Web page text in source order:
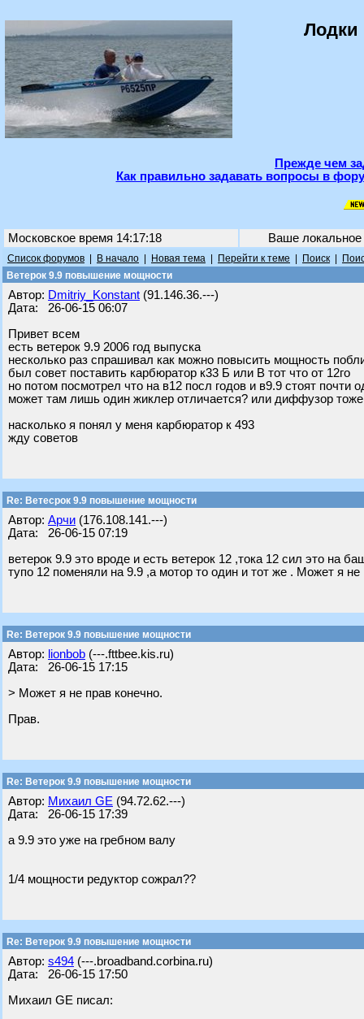
Лодки
Прежде чем
Как правильно задавать вопросы в
Московское время 14:17:18 Ваше
Список форумов В начало Новая тема Перейти к теме Поиск
Ветерок 9.9 повышение мощности
Автор: Dmitriy_Konstant (91.146.36.---)
Дата: 26-06-15 06:07
Привет всем
есть ветерок 9.9 2006 год выпуска
несколько раз спрашивал как можно повысить мощность
был совет поставить карбюратор к33 Б или В тот что от 12го
но потом посмотрел что на в12 посл годов и в9.9 стоят почти
может там лишь один жиклер отличается? или диффузор тоже
насколько я понял у меня карбюратор к 493
жду советов
Re: Ветеcрок 9.9 повышение мощности
Автор: Арчи (176.108.141.---)
Дата: 26-06-15 07:19
ветерок 9.9 это вроде и есть ветерок 12 ,тока 12 сил это на
тупо 12 поменяли на 9.9 ,а мотор то один и тот же . Может я не
Re: Ветерок 9.9 повышение мощности
Автор: lionbob (---.fttbee.kis.ru)
Дата: 26-06-15 17:15
> Может я не прав конечно.
Прав.
Re: Ветерок 9.9 повышение мощности
Автор: Михаил GE (94.72.62.---)
Дата: 26-06-15 17:39
а 9.9 это уже на гребном валу
1/4 мощности редуктор сожрал??
Re: Ветерок 9.9 повышение мощности
Автор: s494 (---.broadband.corbina.ru)
Дата: 26-06-15 17:50
Михаил GE писал: